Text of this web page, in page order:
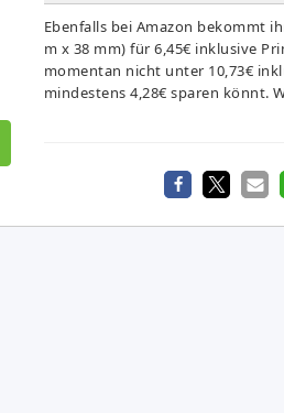
Ebenfalls bei Amazon bekommt
m x 38 mm) für 6,45€ inklusive
momentan nicht unter 10,73€
mindestens 4,28€ sparen könnt.